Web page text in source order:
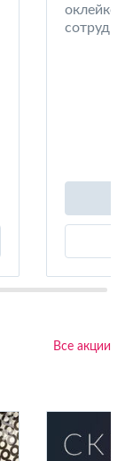
оклейке
Все акции